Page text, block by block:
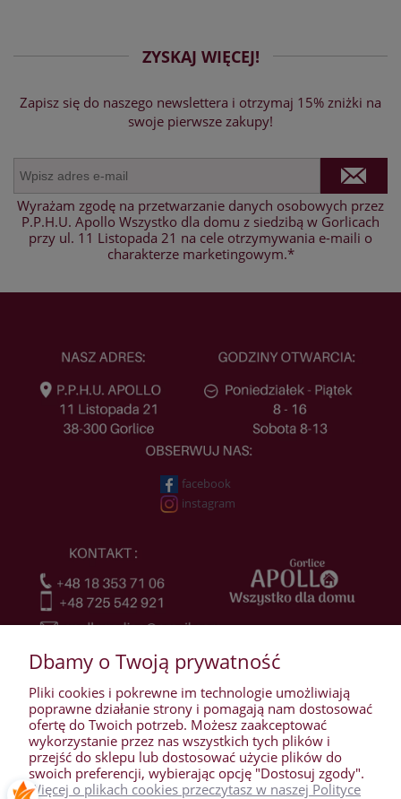
ZYSKAJ WIĘCEJ!
Zapisz się do naszego newslettera i otrzymaj 15% zniżki na
swoje pierwsze zakupy!
Wyrażam zgodę na przetwarzanie danych osobowych przez
P.P.H.U. Apollo Wszystko dla domu z siedzibą w Gorlicach
przy ul. 11 Listopada 21 na cele otrzymywania e-maili o
charakterze marketingowym.*
facebook
instagram
WARUNKI ZAKUPÓW
Dbamy o Twoją prywatność
Pliki cookies i pokrewne im technologie umożliwiają
poprawne działanie strony i pomagają nam dostosować
ofertę do Twoich potrzeb. Możesz zaakceptować
wykorzystanie przez nas wszystkich tych plików i
przejść do sklepu lub dostosować użycie plików do
swoich preferencji, wybierając opcję "Dostosuj zgody".
Więcej o plikach cookies przeczytasz w naszej Polityce